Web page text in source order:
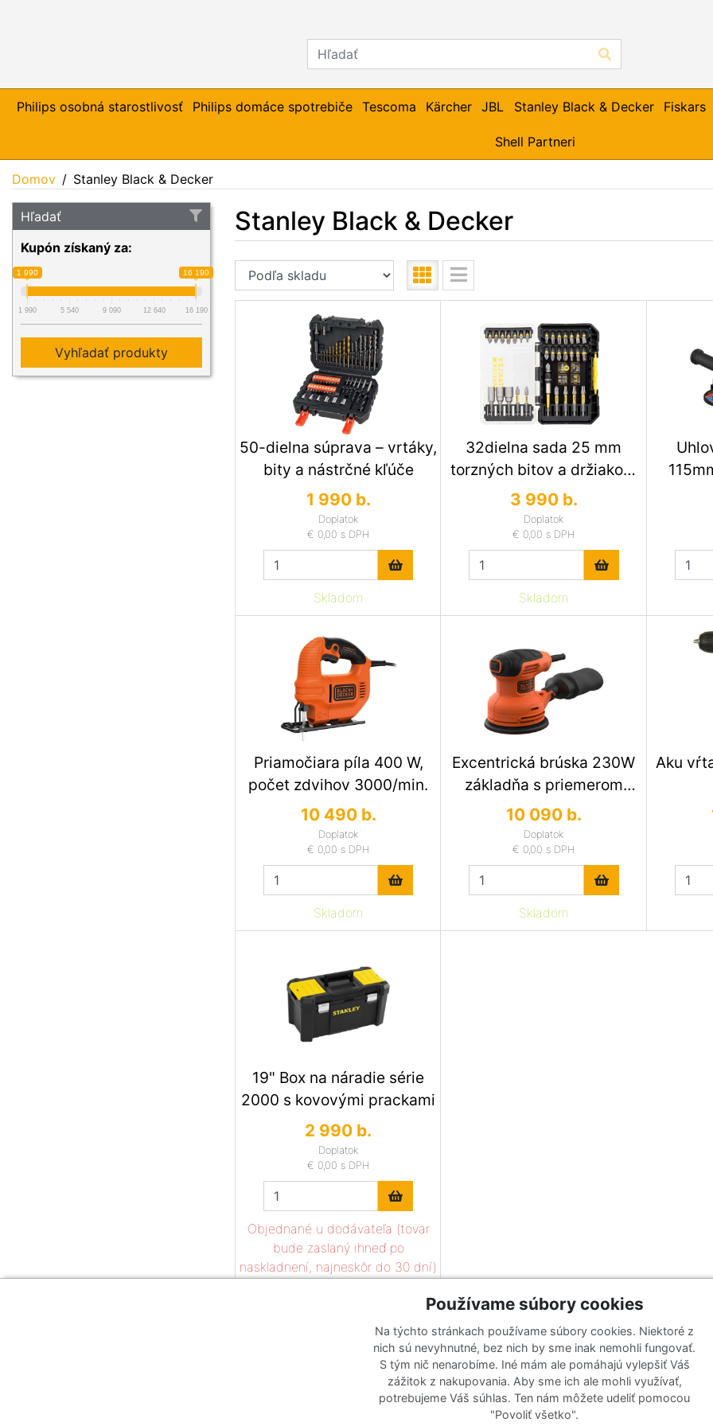
Philips osobná starostlivosť Philips domáce spotrebiče Tescoma Kärcher JBL Stanley Black & Decker Fiskars
Shell Partneri
Domov Stanley Black & Decker
Hľadať
Kupón získaný za:
1 990 16 190
1 990 5 540 9 090 12 640 16 190
Vyhľadať produkty
Stanley Black & Decker
50-dielna súprava – vrtáky,
bity a nástrčné kľúče
1 990 b.
Doplatok
€ 0,00 s DPH
Skladom
32dielna sada 25 mm
torzných bitov a držiakom
bitov
3 990 b.
Doplatok
€ 0,00 s DPH
Skladom
Priamočiara píla 400 W,
počet zdvihov 3000/min.
10 490 b.
Doplatok
€ 0,00 s DPH
Skladom
Excentrická brúska 230W
základňa s priemerom
125mm
10 090 b.
Doplatok
€ 0,00 s DPH
Skladom
Aku
19" Box na náradie série
2000 s kovovými prackami
2 990 b.
Doplatok
€ 0,00 s DPH
Objednané u dodávateľa (tovar
bude zaslaný ihneď po
naskladnení, najneskôr do 30 dní)
Používame súbory cookies
Na týchto stránkach používame súbory cookies. Niektoré z
nich sú nevyhnutné, bez nich by sme inak nemohli fungovať.
S tým nič nenarobíme. Iné mám ale pomáhajú vylepšiť Váš
zážitok z nakupovania. Aby sme ich ale mohli využívať,
potrebujeme Váš súhlas. Ten nám môžete udeliť pomocou
"Povoliť všetko".